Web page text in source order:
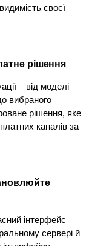
своєї
рішення
– від моделі
вибраного
рішення, яке
каналів за
інтерфейс
сервері й